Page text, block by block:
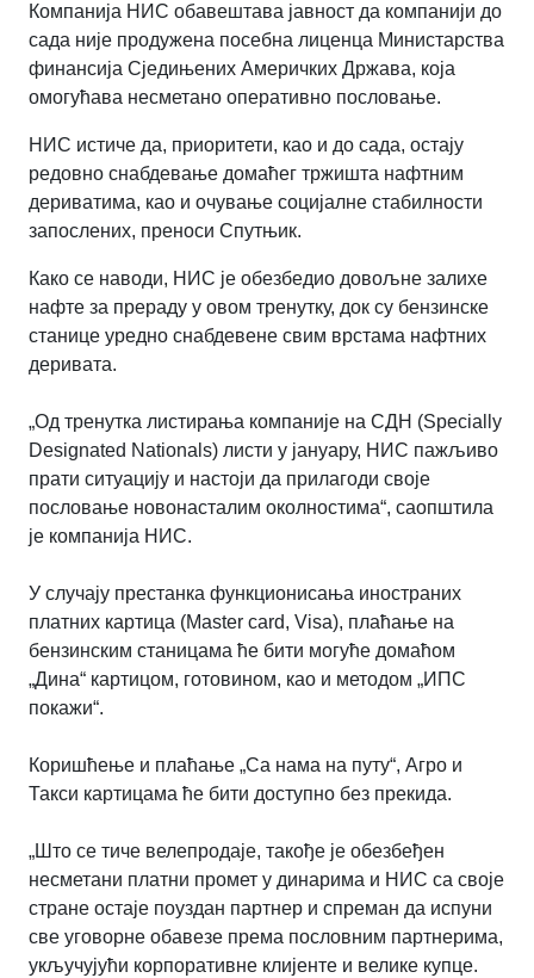
Компанија НИС обавештава јавност да компанији до
сада није продужена посебна лиценца Министарства
финансија Сједињених Америчких Држава, која
омогућава несметано оперативно пословање.
НИС истиче да, приоритети, као и до сада, остају
редовно снабдевање домаћег тржишта нафтним
дериватима, као и очување социјалне стабилности
запослених, преноси Спутњик.
Како се наводи, НИС је обезбедио довољне залихе
нафте за прераду у овом тренутку, док су бензинске
станице уредно снабдевене свим врстама нафтних
деривата.
„Од тренутка листирања компаније на СДН (Specially
Designated Nationals) листи у јануару, НИС пажљиво
прати ситуацију и настоји да прилагоди своје
пословање новонасталим околностима“, саопштила
је компанија НИС.
У случају престанка функционисања иностраних
платних картица (Master card, Visa), плаћање на
бензинским станицама ће бити могуће домаћом
„Дина“ картицом, готовином, као и методом „ИПС
покажи“.
Коришћење и плаћање „Са нама на путу“, Агро и
Такси картицама ће бити доступно без прекида.
„Што се тиче велепродаје, такође је обезбеђен
несметани платни промет у динарима и НИС са своје
стране остаје поуздан партнер и спреман да испуни
све уговорне обавезе према пословним партнерима,
укључујући корпоративне клијенте и велике купце.